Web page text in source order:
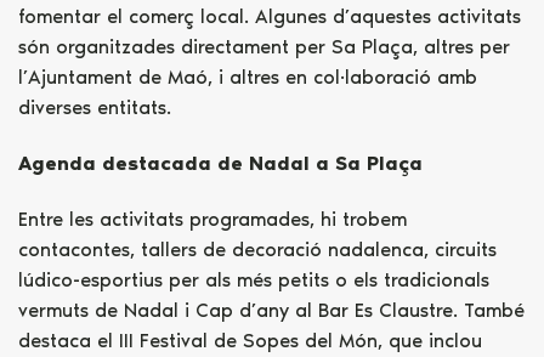
fomentar el comerç local. Algunes d’aquestes activitats
són organitzades directament per Sa Plaça, altres per
l’Ajuntament de Maó, i altres en col·laboració amb
diverses entitats.
Agenda destacada de Nadal a Sa Plaça
Entre les activitats programades, hi trobem
contacontes, tallers de decoració nadalenca, circuits
lúdico-esportius per als més petits o els tradicionals
vermuts de Nadal i Cap d’any al Bar Es Claustre. També
destaca el III Festival de Sopes del Món, que inclou